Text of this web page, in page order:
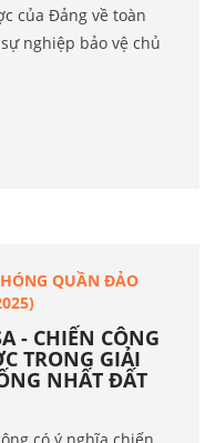
của Đảng về toàn
nghiệp bảo vệ chủ
QUẦN ĐẢO
- CHIẾN CÔNG
TRONG GIẢI
NHẤT ĐẤT